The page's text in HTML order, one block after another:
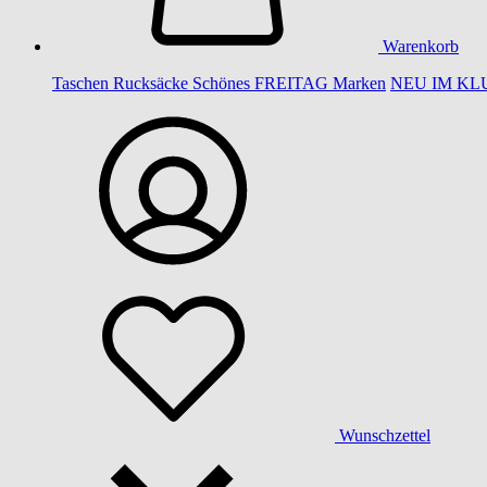
Warenkorb
Taschen Rucksäcke Schönes FREITAG Marken NEU IM
Wunschzettel